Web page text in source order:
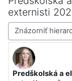
externisti
Mód zobrazenia
Predškolská a
Počet odpovedí: